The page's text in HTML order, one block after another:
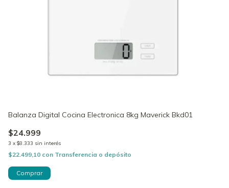
Balanza Digital Cocina Electronica 8kg Maverick Bkd01
$24.999
3 x $8.333 sin interés
$22.499,10 con Transferencia o depósito